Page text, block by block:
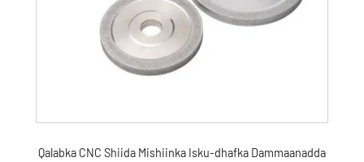
Qalabka CNC Shiida Mishiinka Isku-dhafka Dammaanadda